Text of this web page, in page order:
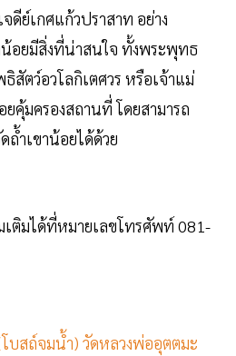
ดีย์เกศแก้วปราสาท อย่าง
น้อยมีสิ่งที่น่าสนใจ ทั้งพระพุทธ
สัตว์อวโลกิเตศวร หรือเจ้าแม่
คุ้มครองสถานที่ โดยสามารถ
ำเขาน้อยได้ด้วย
เติมได้ที่หมายเลขโทรศัพท์ 081-
(โบสถ์จมน้ำ) วัดหลวงพ่ออุตตมะ